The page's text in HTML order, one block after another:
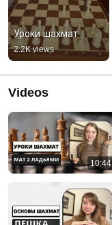
Уроки шахмат
2.2K views
Videos
10:44